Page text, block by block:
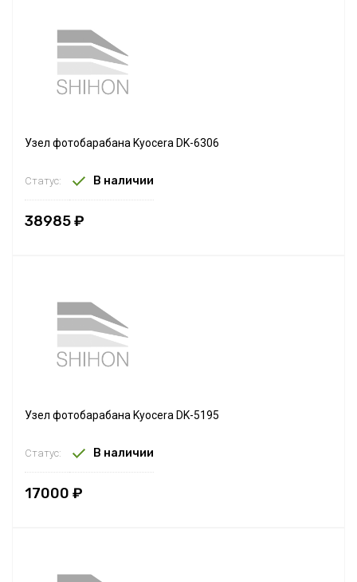
Узел фотобарабана Kyocera DK-6306
Статус: В наличии
38985 ₽
Узел фотобарабана Kyocera DK-5195
Статус: В наличии
17000 ₽